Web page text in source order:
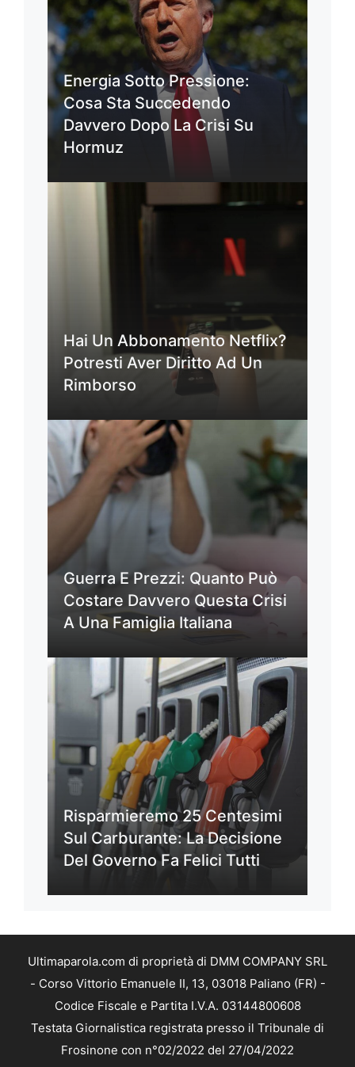
Energia Sotto Pressione:
Cosa Sta Succedendo
Davvero Dopo La Crisi Su
Hormuz
Hai Un Abbonamento Netflix?
Potresti Aver Diritto Ad Un
Rimborso
Guerra E Prezzi: Quanto Può
Costare Davvero Questa Crisi
A Una Famiglia Italiana
Risparmieremo 25 Centesimi
Sul Carburante: La Decisione
Del Governo Fa Felici Tutti
Ultimaparola.com di proprietà di DMM COMPANY SRL
- Corso Vittorio Emanuele II, 13, 03018 Paliano (FR) -
Codice Fiscale e Partita I.V.A. 03144800608
Testata Giornalistica registrata presso il Tribunale di
Frosinone con n°02/2022 del 27/04/2022